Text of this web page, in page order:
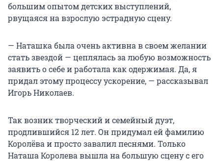
большим опытом детских выступлений,
рвущаяся на взрослую эстрадную сцену.
— Наташка была очень активна в своем желании
стать звездой — цеплялась за любую возможность
заявить о себе и работала как одержимая. Да, я
придал этому процессу ускорение, — рассказывал
Игорь Николаев.
​​​​​​​Так возник творческий и семейный дуэт,
продлившийся 12 лет. Он придумал ей фамилию
Королёва и просто завалил песнями. Только
Наташа Королева вышла на большую сцену с его